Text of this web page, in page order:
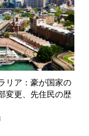
リア：豪が国家の
変更、先住民の歴